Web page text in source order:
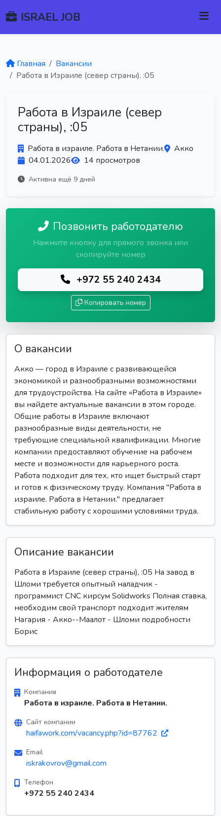
ISRAEL JOB
Главная
Вакансии
Работа в Израиле (север страны), :05
Работа в Израиле (север
страны), :05
Работа в израиле. Работа в Нетании.
Акко
04.01.2026
14 просмотров
Активна ещё 9 дней
Позвонить работодателю
Нажмите кнопку для прямого звонка или
скопируйте номер
+972 55 240 2434
Копировать номер
О вакансии
Акко — город в Израиле с развивающейся
экономикой и разнообразными возможностями
для трудоустройства. На сайте «Работа в Израиле»
вы найдете актуальные вакансии в этом городе.
Общие работы в Израиле включают
разнообразные виды деятельности, не
требующие специальной квалификации. Многие
компании предоставляют обучение на рабочем
месте и возможности для карьерного роста.
Работа подходит для тех, кто ищет быстрый старт
и готов к физическому труду. Компания "Работа в
израиле. Работа в Нетании." предлагает
стабильную работу с хорошими условиями труда.
Описание вакансии
Работа в Израиле (север страны), :05 На завод в
Шломи требуется опытный наладчик -
программист CNC кирсум Solidworks Полная ставка,
необходим свой транспорт подходит жителям
Нагария - Акко--Маалот - Шломи подробности
Борис
Информация о работодателе
Компания
Работа в израиле. Работа в Нетании.
Сайт компании
haifawork.com/vacancy.php?id=87762
Email
iskrakovrov@gmail.com
Телефон
+972 55 240 2434